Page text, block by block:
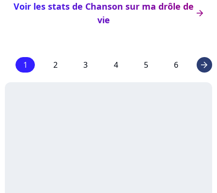
arrow_right
Voir les stats de Chanson sur ma drôle de
vie
1 2 3 4 5 6 arrow_right